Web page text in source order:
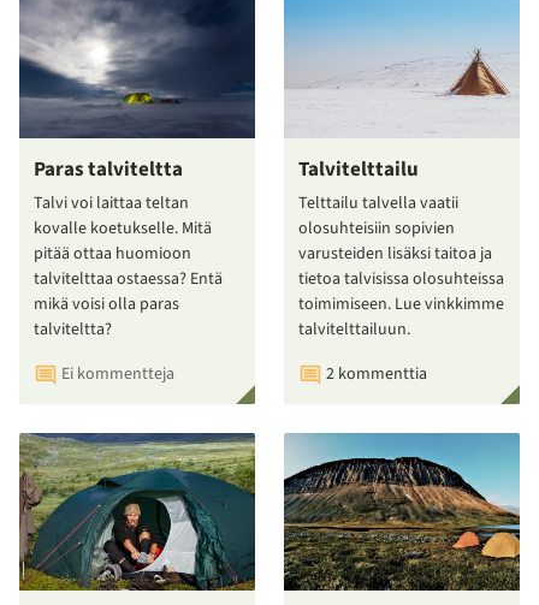
Paras talviteltta
Talvi voi laittaa teltan
kovalle koetukselle. Mitä
pitää ottaa huomioon
talvitelttaa ostaessa? Entä
mikä voisi olla paras
talviteltta?
Ei kommentteja
Talvitelttailu
Telttailu talvella vaatii
olosuhteisiin sopivien
varusteiden lisäksi taitoa ja
tietoa talvisissa olosuhteissa
toimimiseen. Lue vinkkimme
talvitelttailuun.
2 kommenttia